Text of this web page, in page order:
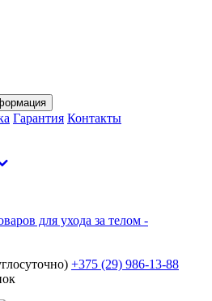
Гарантия Контакты
+375 (29) 986-13-88